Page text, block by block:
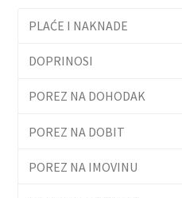
PLAĆE I NAKNADE
DOPRINOSI
POREZ NA DOHODAK
POREZ NA DOBIT
POREZ NA IMOVINU